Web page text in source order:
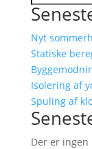
Nyt
Statiske
Isolering af
Spuling af
Der er ingen